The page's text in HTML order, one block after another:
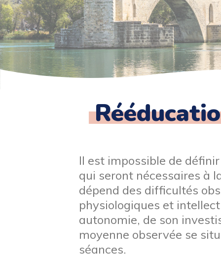
Il est impossible de
qui seront nécessaires à
dépend des difficultés
physiologiques et
autonomie, de son
moyenne observée se
séances.